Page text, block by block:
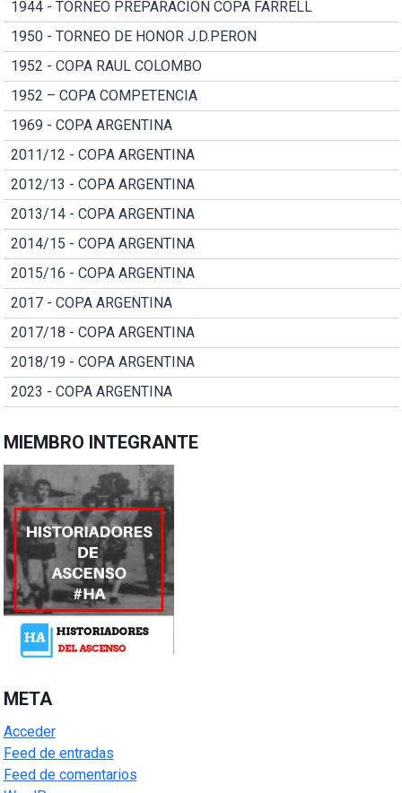
1944 - TORNEO PREPARACION COPA FARRELL
1950 - TORNEO DE HONOR J.D.PERON
1952 - COPA RAUL COLOMBO
1952 – COPA COMPETENCIA
1969 - COPA ARGENTINA
2011/12 - COPA ARGENTINA
2012/13 - COPA ARGENTINA
2013/14 - COPA ARGENTINA
2014/15 - COPA ARGENTINA
2015/16 - COPA ARGENTINA
2017 - COPA ARGENTINA
2017/18 - COPA ARGENTINA
2018/19 - COPA ARGENTINA
2023 - COPA ARGENTINA
MIEMBRO INTEGRANTE
META
Acceder
Feed de entradas
Feed de comentarios